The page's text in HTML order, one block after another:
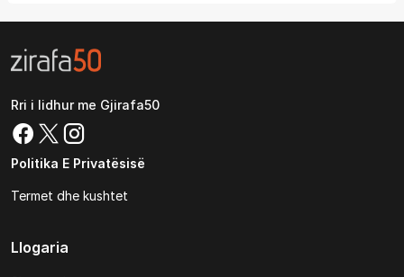
Rri i lidhur me Gjirafa50
Politika E Privatësisë
Termet dhe kushtet
Llogaria